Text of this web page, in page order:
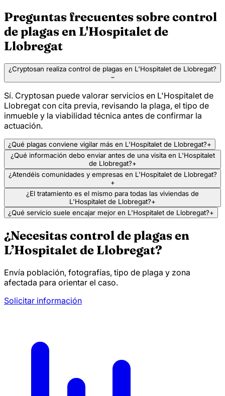
Preguntas frecuentes sobre control
de plagas en L'Hospitalet de
Llobregat
¿Cryptosan realiza control de plagas en L'Hospitalet de Llobregat?
−
Sí. Cryptosan puede valorar servicios en L'Hospitalet de
Llobregat con cita previa, revisando la plaga, el tipo de
inmueble y la viabilidad técnica antes de confirmar la
actuación.
¿Qué plagas conviene vigilar más en L'Hospitalet de Llobregat?+
¿Qué información debo enviar antes de una visita en L'Hospitalet
de Llobregat?+
¿Atendéis comunidades y empresas en L'Hospitalet de Llobregat?
+
¿El tratamiento es el mismo para todas las viviendas de
L'Hospitalet de Llobregat?+
¿Qué servicio suele encajar mejor en L'Hospitalet de Llobregat?+
¿Necesitas control de plagas en
L’Hospitalet de Llobregat?
Envía población, fotografías, tipo de plaga y zona
afectada para orientar el caso.
Solicitar información